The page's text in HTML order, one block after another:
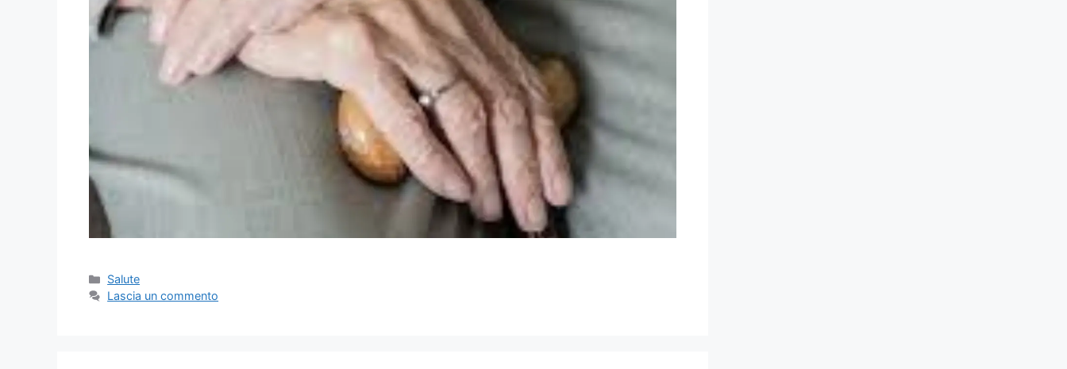
Categorie
Salute
Lascia un commento